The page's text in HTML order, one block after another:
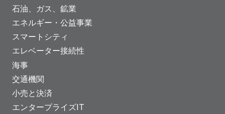
石油、ガス、鉱業
エネルギー・公益事業
スマートシティ
エレベーター接続性
海事
交通機関
小売と決済
エンタープライズIT